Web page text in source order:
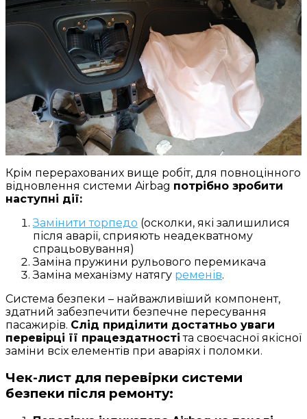
Крім перерахованих вище робіт, для повноцінного
відновлення системи Airbag потрібно зробити
наступні дії:
Замінити торпедо (осколки, які залишилися
після аварії, сприяють неадекватному
спрацьовування)
Заміна пружини рульового перемикача
Заміна механізму натягу ременів.
Система безпеки – найважливіший компонент,
здатний забезпечити безпечне пересування
пасажирів. Слід приділити достатньо уваги
перевірці її працездатності та своєчасної якісної
заміни всіх елементів при аваріях і поломки.
Чек-лист для перевірки системи
безпеки після ремонту: